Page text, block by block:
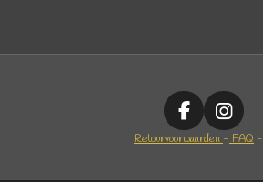
F
a
e
I
n
t
Retourvoorwaarden-FAQ -